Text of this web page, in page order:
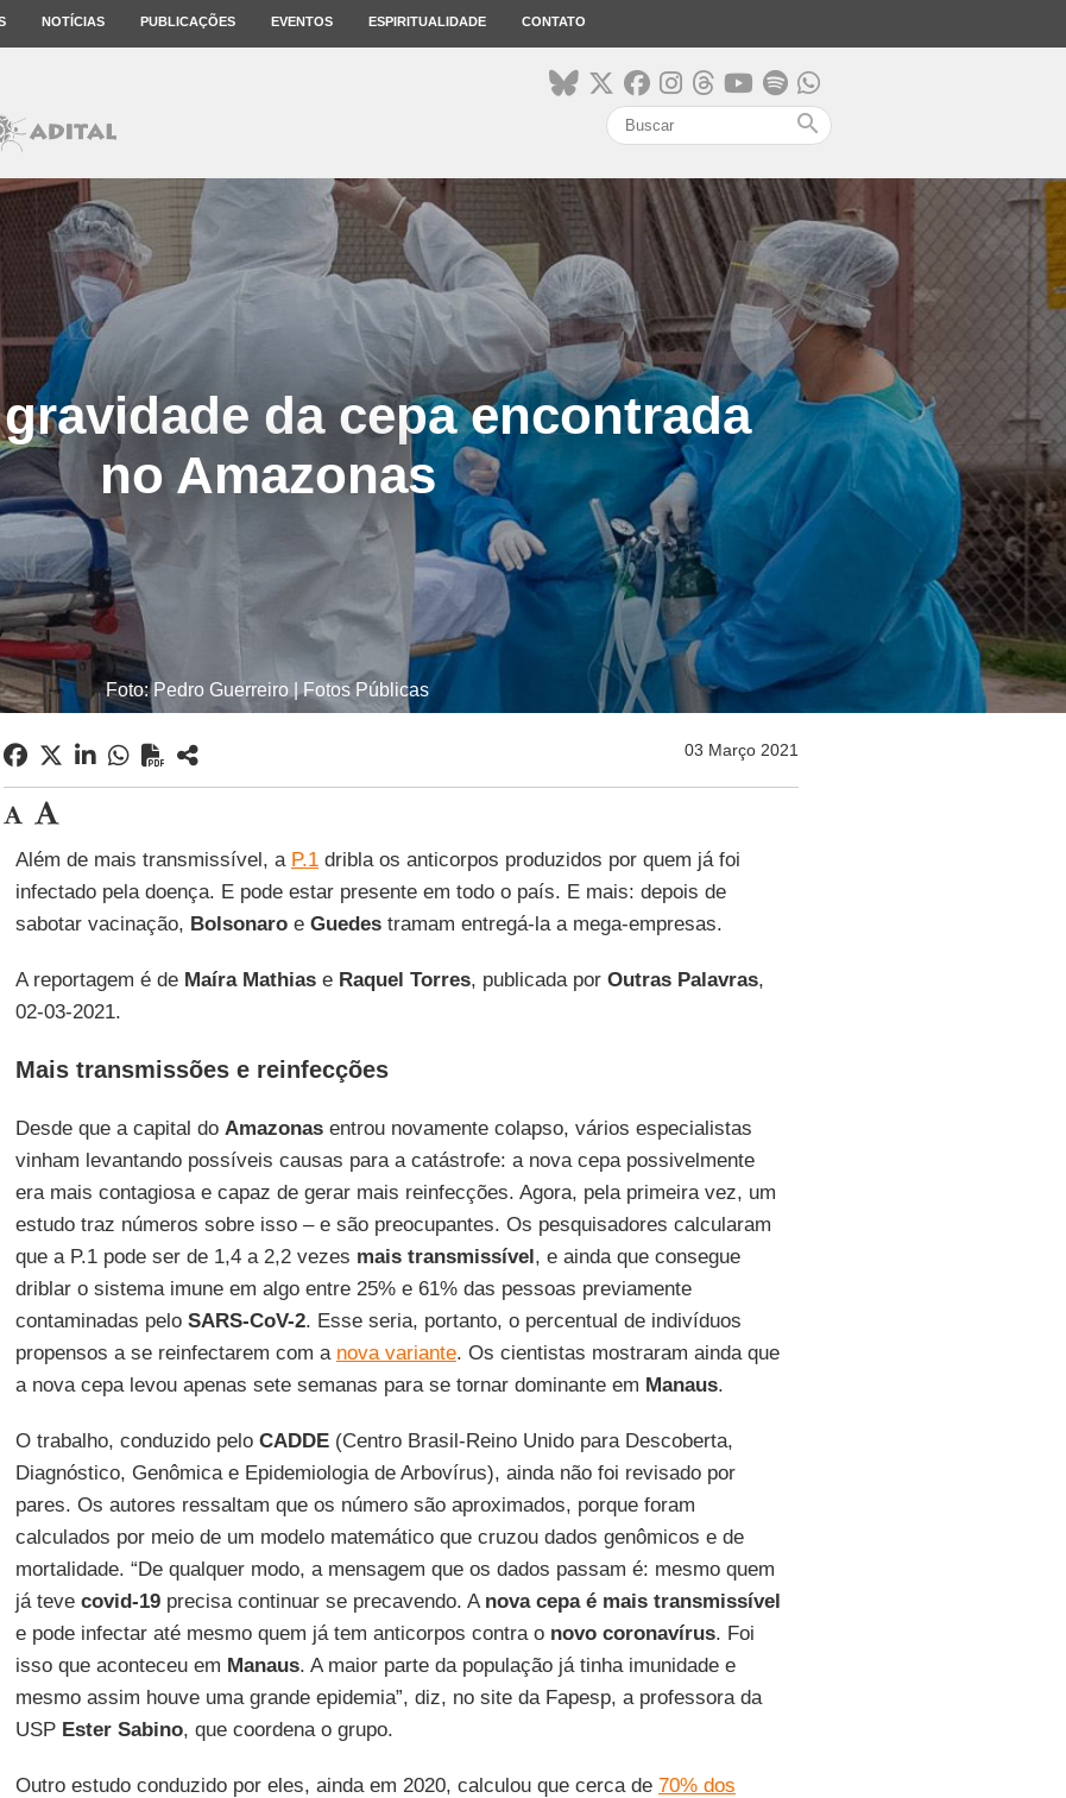
NOTÍCIAS PUBLICAÇÕES EVENTOS ESPIRITUALIDADE CONTATO
search
da cepa encontrada
no Amazonas
Foto: Pedro Guerreiro | Fotos Públicas
03 Março 2021
Além de mais transmissível, a P.1dribla os anticorpos produzidos por quem já foi
infectado pela doença. E pode estar presente em todo o país. E mais: depois de
sabotar vacinação, Bolsonaroe Guedestramam entregá-la a mega-empresas.
A reportagem é de Maíra Mathiase Raquel Torres, publicada por Outras Palavras,
02-03-2021.
Mais transmissões e reinfecções
Desde que a capital do Amazonasentrou novamente colapso, vários especialistas
vinham levantando possíveis causas para a catástrofe: a nova cepa possivelmente
era mais contagiosa e capaz de gerar mais reinfecções. Agora, pela primeira vez, um
estudo traz números sobre isso – e são preocupantes. Os pesquisadores calcularam
que a P.1 pode ser de 1,4 a 2,2 vezes mais transmissível, e ainda que consegue
driblar o sistema imune em algo entre 25% e 61% das pessoas previamente
contaminadas pelo SARS-CoV-2. Esse seria, portanto, o percentual de indivíduos
propensos a se reinfectarem com a nova variante. Os cientistas mostraram ainda que
a nova cepa levou apenas sete semanas para se tornar dominante em Manaus.
O trabalho, conduzido pelo CADDE(Centro Brasil-Reino Unido para Descoberta,
Diagnóstico, Genômica e Epidemiologia de Arbovírus), ainda não foi revisado por
pares. Os autores ressaltam que os número são aproximados, porque foram
calculados por meio de um modelo matemático que cruzou dados genômicos e de
mortalidade. “De qualquer modo, a mensagem que os dados passam é: mesmo quem
já teve covid-19precisa continuar se precavendo. A nova cepa é mais transmissível
e pode infectar até mesmo quem já tem anticorpos contra o novo coronavírus. Foi
isso que aconteceu em Manaus. A maior parte da população já tinha imunidade e
mesmo assim houve uma grande epidemia”, diz, no site da Fapesp, a professora da
USPEster Sabino, que coordena o grupo.
Outro estudo conduzido por eles, ainda em 2020, calculou que cerca de 70% dos